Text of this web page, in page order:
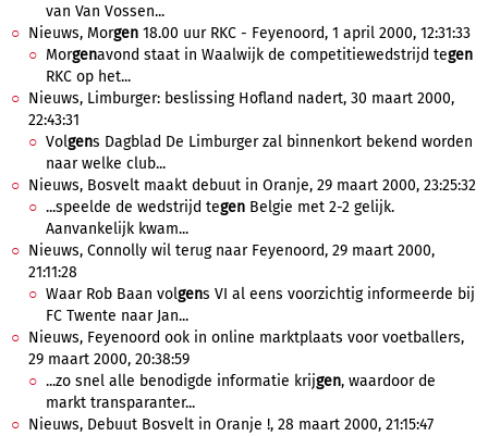
van Van Vossen...
Nieuws, Morgen 18.00 uur RKC - Feyenoord, 1 april 2000, 12:31:33
Morgenavond staat in Waalwijk de competitiewedstrijd tegen
RKC op het...
Nieuws, Limburger: beslissing Hofland nadert, 30 maart 2000,
22:43:31
Volgens Dagblad De Limburger zal binnenkort bekend worden
naar welke club...
Nieuws, Bosvelt maakt debuut in Oranje, 29 maart 2000, 23:25:32
...speelde de wedstrijd tegen Belgie met 2-2 gelijk.
Aanvankelijk kwam...
Nieuws, Connolly wil terug naar Feyenoord, 29 maart 2000,
21:11:28
Waar Rob Baan volgens VI al eens voorzichtig informeerde bij
FC Twente naar Jan...
Nieuws, Feyenoord ook in online marktplaats voor voetballers,
29 maart 2000, 20:38:59
...zo snel alle benodigde informatie krijgen, waardoor de
markt transparanter...
Nieuws, Debuut Bosvelt in Oranje !, 28 maart 2000, 21:15:47